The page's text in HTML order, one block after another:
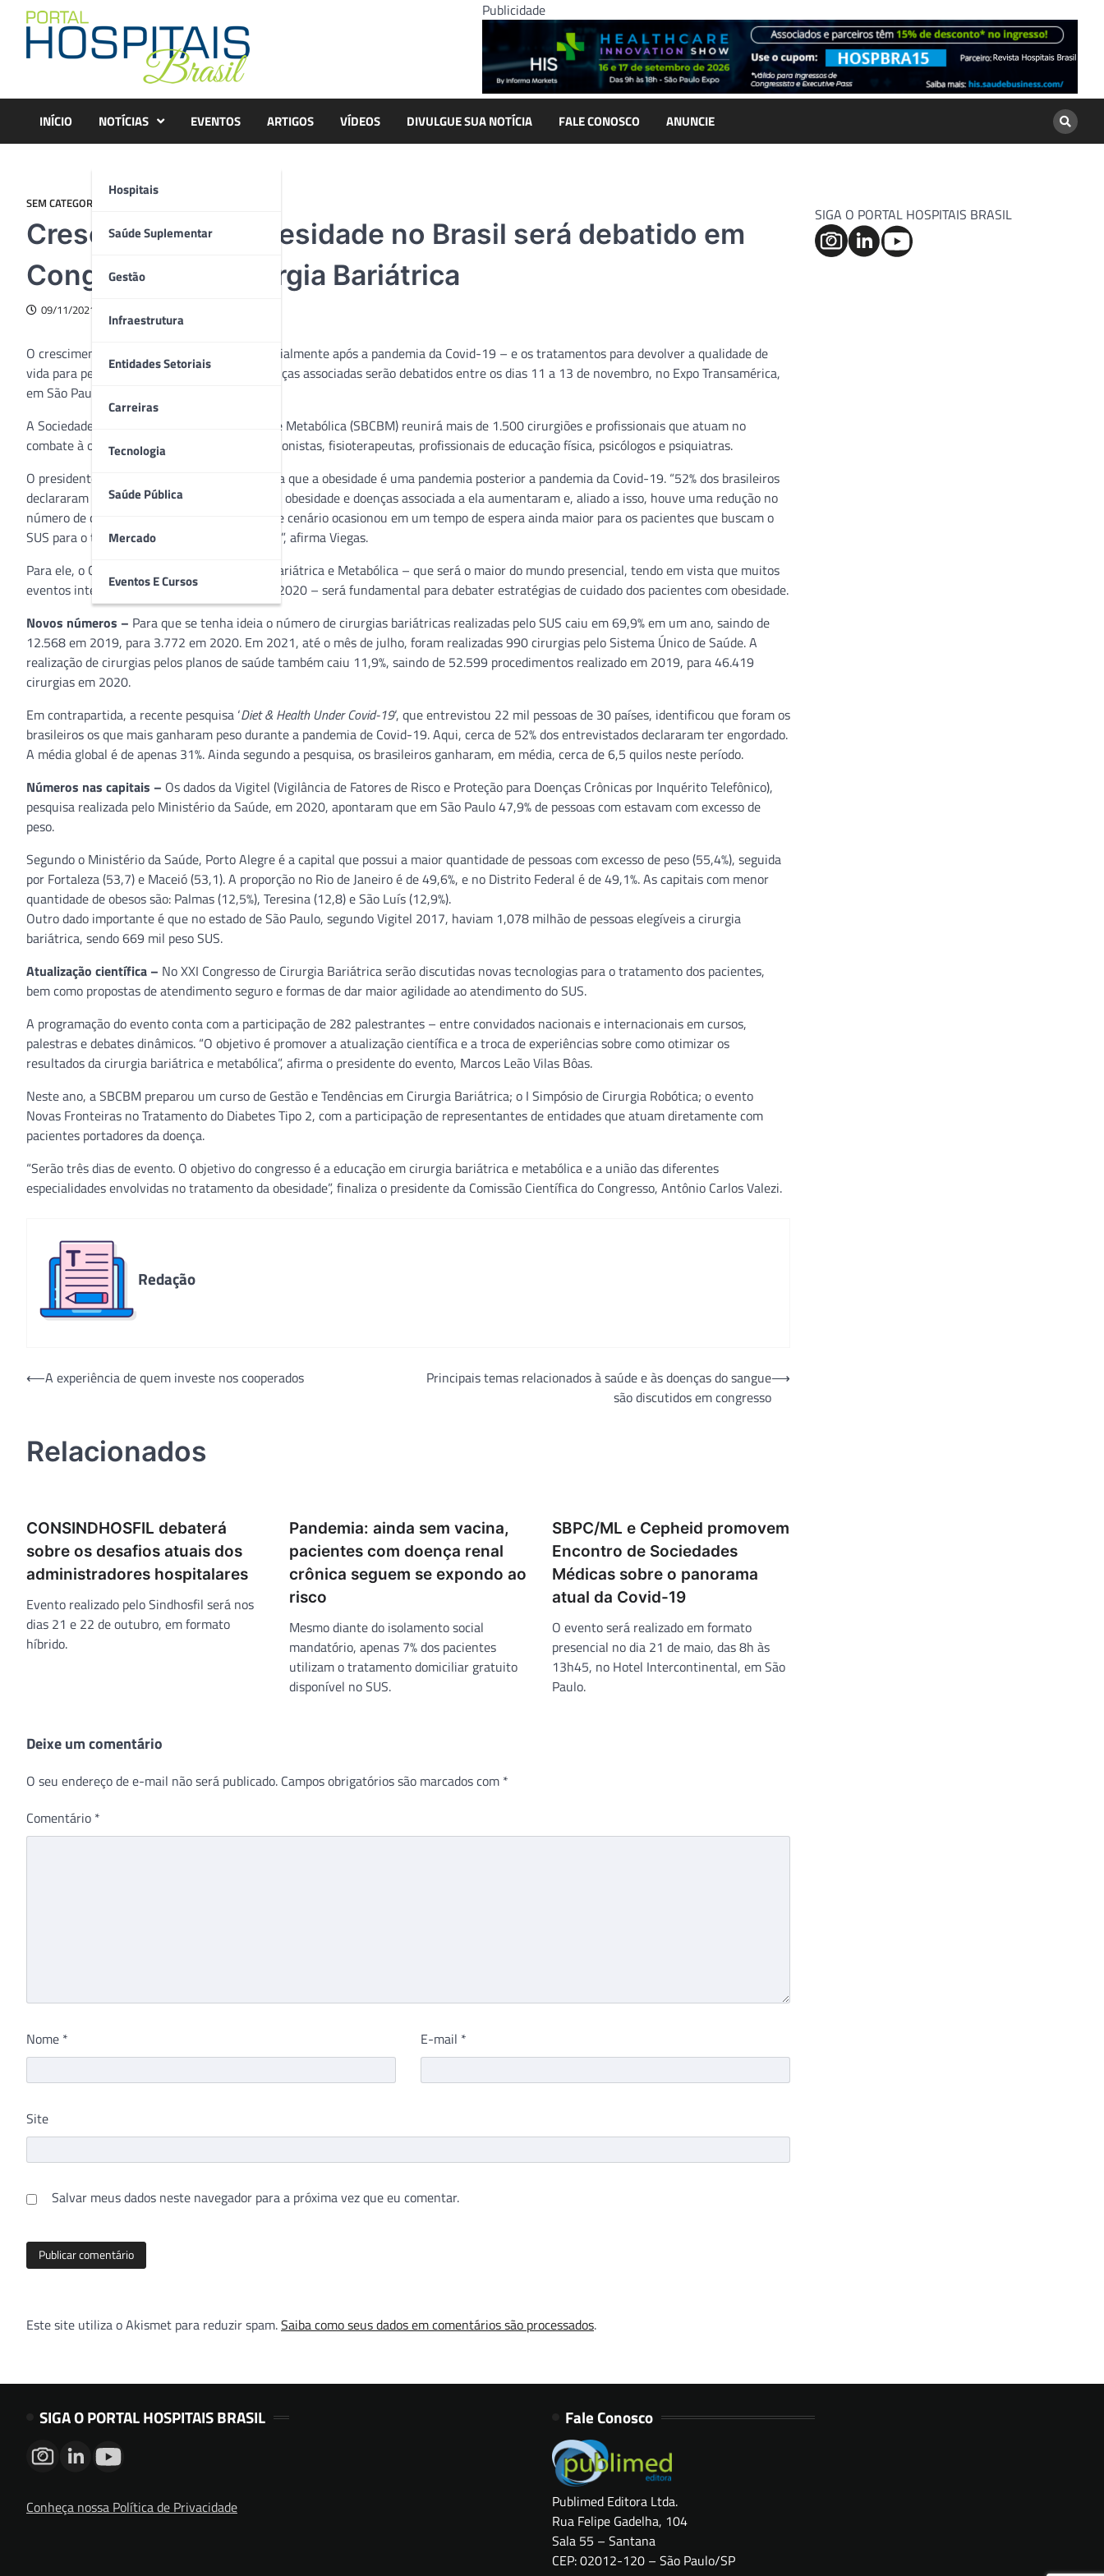
content
Publicidade
INÍCIO NOTÍCIAS
Hospitais
Saúde Suplementar
Gestão
Infraestrutura
Entidades Setoriais
Carreiras
Tecnologia
Saúde Pública
Mercado
Eventos E Cursos
EVENTOS ARTIGOS VÍDEOS DIVULGUE SUA NOTÍCIA FALE CONOSCO ANUNCIE
SEM CATEGORIA
Crescimento da obesidade no Brasil será debatido em
Congresso de Cirurgia Bariátrica
09/11/2021
O crescimento da obesidade no Brasil – especialmente após a pandemia da Covid-19 – e os tratamentos para devolver a qualidade de
vida para pessoas com excesso de peso e doenças associadas serão debatidos entre os dias 11 a 13 de novembro, no Expo Transamérica,
em São Paulo (SP).
A Sociedade Brasileira de Cirurgia Bariátrica e Metabólica (SBCBM) reunirá mais de 1.500 cirurgiões e profissionais que atuam no
combate à obesidade como nutrólogos, nutricionistas, fisioterapeutas, profissionais de educação física, psicólogos e psiquiatras.
O presidente da SBCBM, Fábio Viegas, ressalta que a obesidade é uma pandemia posterior a pandemia da Covid-19. “52% dos brasileiros
declararam ter engordado neste último ano. A obesidade e doenças associada a ela aumentaram e, aliado a isso, houve uma redução no
número de cirurgias bariátricas em 2020. Este cenário ocasionou em um tempo de espera ainda maior para os pacientes que buscam o
SUS para o tratamento cirúrgico da obesidade”, afirma Viegas.
Para ele, o Congresso Brasileiro de Cirurgia Bariátrica e Metabólica – que será o maior do mundo presencial, tendo em vista que muitos
eventos internacionais foram cancelados em 2020 – será fundamental para debater estratégias de cuidado dos pacientes com obesidade.
Novos números – Para que se tenha ideia o número de cirurgias bariátricas realizadas pelo SUS caiu em 69,9% em um ano, saindo de
12.568 em 2019, para 3.772 em 2020. Em 2021, até o mês de julho, foram realizadas 990 cirurgias pelo Sistema Único de Saúde. A
realização de cirurgias pelos planos de saúde também caiu 11,9%, saindo de 52.599 procedimentos realizado em 2019, para 46.419
cirurgias em 2020.
Em contrapartida, a recente pesquisa ‘Diet & Health Under Covid-19‘, que entrevistou 22 mil pessoas de 30 países, identificou que foram os
brasileiros os que mais ganharam peso durante a pandemia de Covid-19. Aqui, cerca de 52% dos entrevistados declararam ter engordado.
A média global é de apenas 31%. Ainda segundo a pesquisa, os brasileiros ganharam, em média, cerca de 6,5 quilos neste período.
Números nas capitais – Os dados da Vigitel (Vigilância de Fatores de Risco e Proteção para Doenças Crônicas por Inquérito Telefônico),
pesquisa realizada pelo Ministério da Saúde, em 2020, apontaram que em São Paulo 47,9% de pessoas com estavam com excesso de
peso.
Segundo o Ministério da Saúde, Porto Alegre é a capital que possui a maior quantidade de pessoas com excesso de peso (55,4%), seguida
por Fortaleza (53,7) e Maceió (53,1). A proporção no Rio de Janeiro é de 49,6%, e no Distrito Federal é de 49,1%. As capitais com menor
quantidade de obesos são: Palmas (12,5%), Teresina (12,8) e São Luís (12,9%).
Outro dado importante é que no estado de São Paulo, segundo Vigitel 2017, haviam 1,078 milhão de pessoas elegíveis a cirurgia
bariátrica, sendo 669 mil peso SUS.
Atualização científica – No XXI Congresso de Cirurgia Bariátrica serão discutidas novas tecnologias para o tratamento dos pacientes,
bem como propostas de atendimento seguro e formas de dar maior agilidade ao atendimento do SUS.
A programação do evento conta com a participação de 282 palestrantes – entre convidados nacionais e internacionais em cursos,
palestras e debates dinâmicos. “O objetivo é promover a atualização científica e a troca de experiências sobre como otimizar os
resultados da cirurgia bariátrica e metabólica”, afirma o presidente do evento, Marcos Leão Vilas Bôas.
Neste ano, a SBCBM preparou um curso de Gestão e Tendências em Cirurgia Bariátrica; o I Simpósio de Cirurgia Robótica; o evento
Novas Fronteiras no Tratamento do Diabetes Tipo 2, com a participação de representantes de entidades que atuam diretamente com
pacientes portadores da doença.
“Serão três dias de evento. O objetivo do congresso é a educação em cirurgia bariátrica e metabólica e a união das diferentes
especialidades envolvidas no tratamento da obesidade”, finaliza o presidente da Comissão Científica do Congresso, Antônio Carlos Valezi.
Redação
Navegação
⟵A experiência de quem investe nos cooperados
Principais temas relacionados à saúde e às doenças do sangue
são discutidos em congresso
⟶
Relacionados
CONSINDHOSFIL debaterá
sobre os desafios atuais dos
administradores hospitalares
Evento realizado pelo Sindhosfil será nos
dias 21 e 22 de outubro, em formato
híbrido.
Pandemia: ainda sem vacina,
pacientes com doença renal
crônica seguem se expondo ao
risco
Mesmo diante do isolamento social
mandatório, apenas 7% dos pacientes
utilizam o tratamento domiciliar gratuito
disponível no SUS.
SBPC/ML e Cepheid promovem
Encontro de Sociedades
Médicas sobre o panorama
atual da Covid-19
O evento será realizado em formato
presencial no dia 21 de maio, das 8h às
13h45, no Hotel Intercontinental, em São
Paulo.
Deixe um comentário
O seu endereço de e-mail não será publicado. Campos obrigatórios são marcados com *
Comentário *
Nome * E-mail *
Site
Salvar meus dados neste navegador para a próxima vez que eu comentar.
Este site utiliza o Akismet para reduzir spam.Saiba como seus dados em comentários são processados.
SIGA O PORTAL HOSPITAIS BRASIL
SIGA O PORTAL HOSPITAIS BRASIL
Conheça nossa Política de Privacidade
Fale Conosco
Publimed Editora Ltda.
Rua Felipe Gadelha, 104
Sala 55 – Santana
CEP: 02012-120 – São Paulo/SP